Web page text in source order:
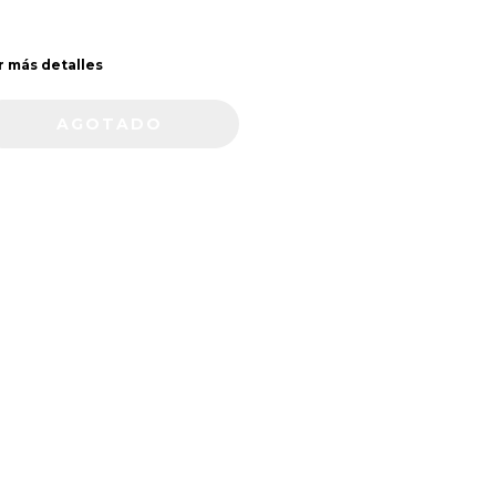
más detalles